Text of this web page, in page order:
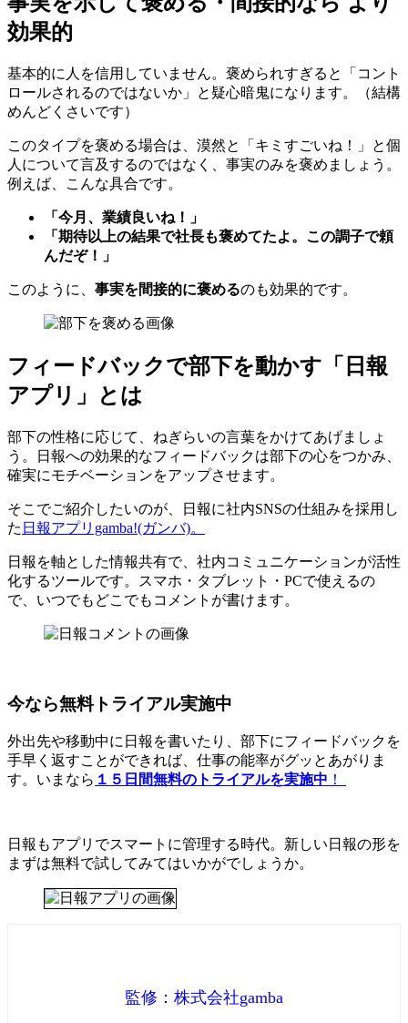
効果的
基本的に人を信用していません。褒められすぎると「コント
ロールされるのではないか」と疑心暗鬼になります。（結構
めんどくさいです）
このタイプを褒める場合は、漠然と「キミすごいね！」と個
人について言及するのではなく、事実のみを褒めましょう。
例えば、こんな具合です。
「今月、業績良いね！」
「期待以上の結果で社長も褒めてたよ。この調子で頼
んだぞ！」
このように、 事実を間接的に褒めるのも効果的です。
フィードバックで部下を動かす「日報
アプリ」とは
部下の性格に応じて、ねぎらいの言葉をかけてあげましょ
う。日報への効果的なフィードバックは部下の心をつかみ、
確実にモチベーションをアップさせます。
そこでご紹介したいのが、日報に社内SNSの仕組みを採用し
た 日報アプリgamba!(ガンバ)。
日報を軸とした情報共有で、社内コミュニケーションが活性
化するツールです。スマホ・タブレット・PCで使えるの
で、いつでもどこでもコメントが書けます。
今なら無料トライアル実施中
外出先や移動中に日報を書いたり、部下にフィードバックを
手早く返すことができれば、仕事の能率がグッとあがりま
す。いまなら １５日間無料のトライアルを実施中 ！
日報もアプリでスマートに管理する時代。新しい日報の形を
まずは無料で試してみてはいかがでしょうか。
監修：株式会社gamba